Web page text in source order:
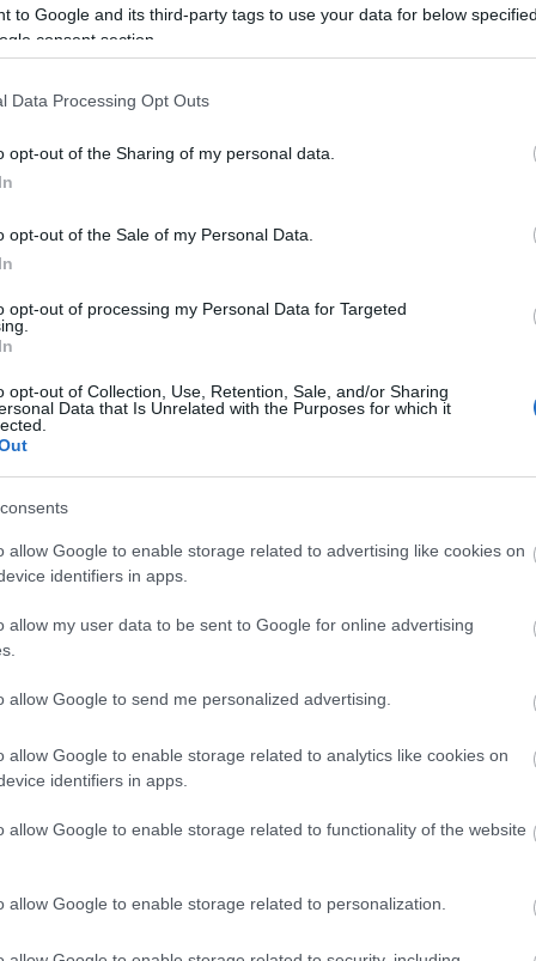
to Google and its third-party tags to use your data for below
consent section.
Data Processing Opt Outs
opt-out of the Sharing of my personal data.
opt-out of the Sale of my Personal Data.
opt-out of processing my Personal Data for Targeted
opt-out of Collection, Use, Retention, Sale, and/or Sharing
Data that Is Unrelated with the Purposes for which it
allow Google to enable storage related to advertising like cookies on
identifiers in apps.
allow my user data to be sent to Google for online advertising
allow Google to send me personalized advertising.
allow Google to enable storage related to analytics like cookies on
identifiers in apps.
allow Google to enable storage related to functionality of the website
allow Google to enable storage related to personalization.
2019. július 22.írta:világevő
Mit keres egy igazi
matador az etyeki
szőlőben?
kell választani.
Évekkel ezelőtt borbárként voltam
valahogy soha nem tekintettem ‘komoly’
érdemesnek tűnt megnézni, és olyan jól
azt is, mit csinálnak,…
2017. március 04. írta:
Étterembe? Gyerekkel?! -
Étterembarát gyerekek
A
mit
afrikai
ázsiai
baszk
belgium
dél